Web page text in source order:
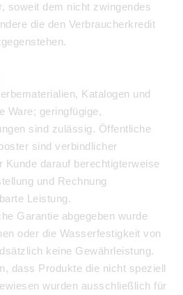
soweit dem nicht zwingendes
die den Verbraucherkredit
Katalogen und
Ware; geringfügige,
sind zulässig. Öffentliche
sind verbindlicher
Kunde darauf berechtigterweise
und Rechnung
Leistung.
Garantie abgegeben wurde
oder die Wasserfestigkeit von
keine Gewährleistung.
dass Produkte die nicht speziell
wurden ausschließlich für